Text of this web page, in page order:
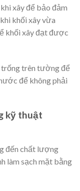
xây để bảo đảm
khối xây vừa
khối xây đạt được
trống trên tường để
để không phải
kỹ thuật
đến chất lượng
làm sạch mặt bằng